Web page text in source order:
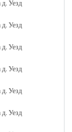
Уезд
Уезд
Уезд
Уезд
Уезд
Уезд